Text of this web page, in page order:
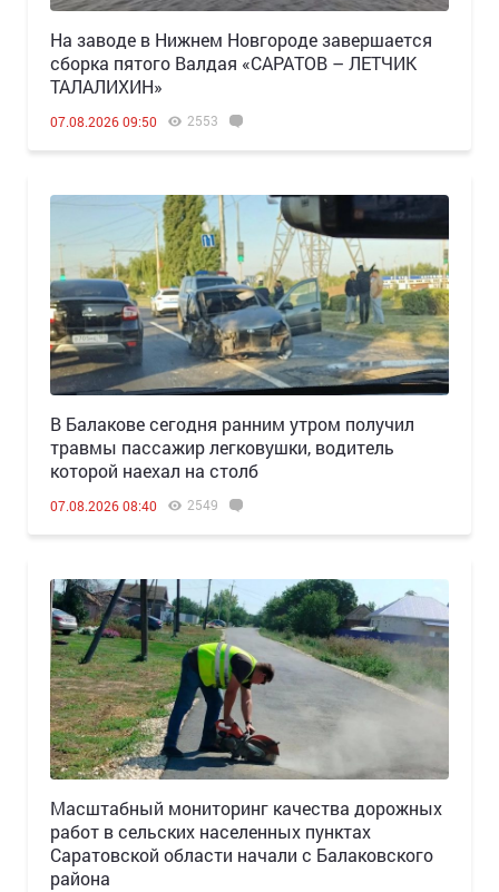
Н️а заводе в Нижнем Новгороде завершается
сборка пятого Валдая «САРАТОВ – ЛЕТЧИК
ТАЛАЛИХИН»
07.08.2026 09:50 2553
В Балакове сегодня ранним утром получил
травмы пассажир легковушки, водитель
которой наехал на столб
07.08.2026 08:40 2549
Масштабный мониторинг качества дорожных
работ в сельских населенных пунктах
Саратовской области начали с Балаковского
района